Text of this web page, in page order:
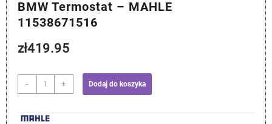
BMW Termostat – MAHLE
11538671516
zł419.95
-
ilość
BMW
-
+ Dodaj do koszyka